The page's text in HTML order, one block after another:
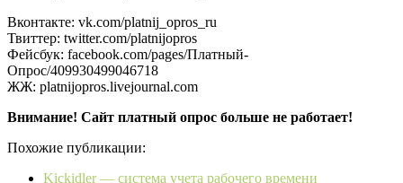
Вконтакте: vk.com/platnij_opros_ru
Твиттер: twitter.com/platnijopros
Фейсбук: facebook.com/pages/Платный-
Опрос/409930499046718
ЖЖ: platnijopros.livejournal.com
Внимание! Сайт платный опрос больше не работает!
Похожие публикации:
Kickidler — система учета рабочего времени